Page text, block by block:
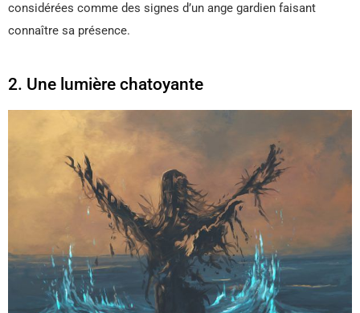
considérées comme des signes d’un ange gardien faisant
connaître sa présence.
2. Une lumière chatoyante